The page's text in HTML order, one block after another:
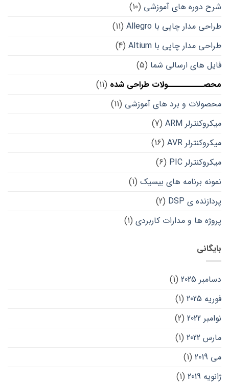
شرح دوره های آموزشی (10)
طراحی مدار چاپی با Allegro
(11)
طراحی مدار چاپی با Altium
(4)
فایل های ارسالی شما (5)
محصــــــــــولات طراحی شده (11)
محصولات و برد های آموزشی (11)
میکروکنترلر ARM
(7)
میکروکنترلر AVR
(16)
میکروکنترلر PIC
(6)
نمونه برنامه های بیسیک (1)
پردازنده ی DSP
(2)
پروژه ها و مدارات کاربردی (1)
بایگانی
دسامبر 2025
(1)
فوریه 2025
(1)
نوامبر 2022
(2)
مارس 2022
(1)
می 2019
(1)
ژانویه 2019
(1)